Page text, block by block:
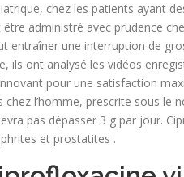
chez les patients ayant
être administré avec prudence
entraîner une interruption de
ils ont analysé les vidéos
pour une satisfaction
chez l’homme, prescrite sous le
pas dépasser 3 g par jour.
et prostatites .